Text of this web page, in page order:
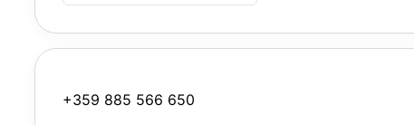
+359 885 566 650